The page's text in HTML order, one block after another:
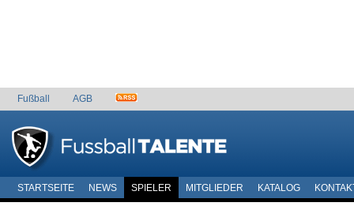
Fußball AGB
STARTSEITE NEWS SPIELER MITGLIEDER KATALOG